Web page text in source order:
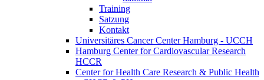
Training
Satzung
Kontakt
Universitäres Cancer Center Hamburg - UCCH
Hamburg Center for Cardiovascular Research
HCCR
Center for Health Care Research & Public Health